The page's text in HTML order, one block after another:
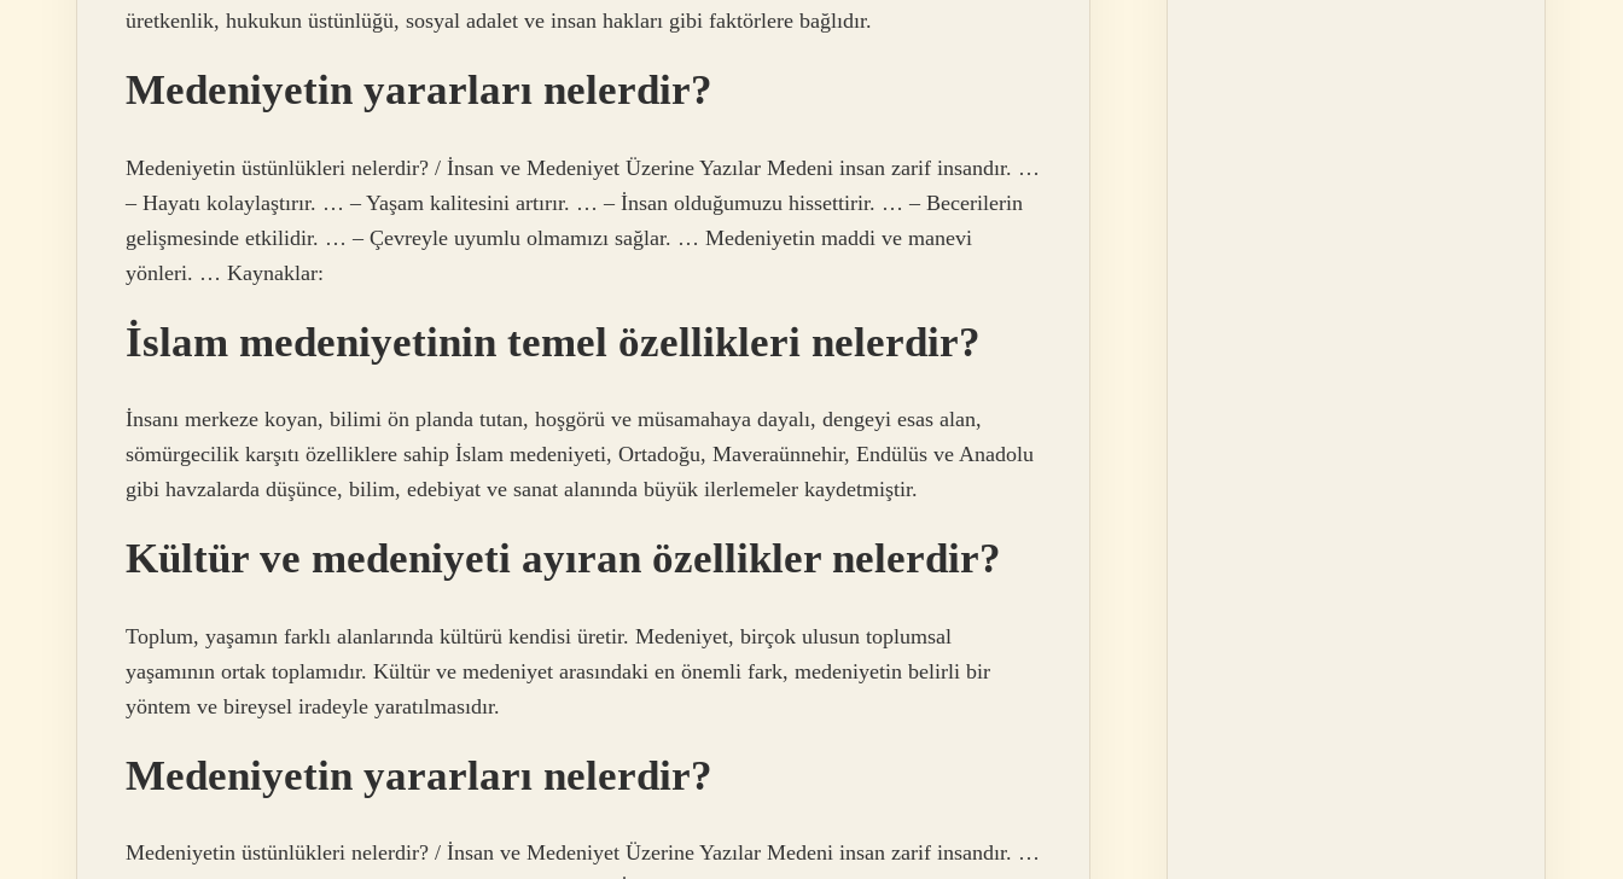
üretkenlik, hukukun üstünlüğü, sosyal adalet ve insan hakları gibi faktörlere bağlıdır.
Medeniyetin yararları nelerdir?
Medeniyetin üstünlükleri nelerdir? / İnsan ve Medeniyet Üzerine Yazılar Medeni insan zarif insandır. …
– Hayatı kolaylaştırır. … – Yaşam kalitesini artırır. … – İnsan olduğumuzu hissettirir. … – Becerilerin
gelişmesinde etkilidir. … – Çevreyle uyumlu olmamızı sağlar. … Medeniyetin maddi ve manevi
yönleri. … Kaynaklar:
İslam medeniyetinin temel özellikleri nelerdir?
İnsanı merkeze koyan, bilimi ön planda tutan, hoşgörü ve müsamahaya dayalı, dengeyi esas alan,
sömürgecilik karşıtı özelliklere sahip İslam medeniyeti, Ortadoğu, Maveraünnehir, Endülüs ve Anadolu
gibi havzalarda düşünce, bilim, edebiyat ve sanat alanında büyük ilerlemeler kaydetmiştir.
Kültür ve medeniyeti ayıran özellikler nelerdir?
Toplum, yaşamın farklı alanlarında kültürü kendisi üretir. Medeniyet, birçok ulusun toplumsal
yaşamının ortak toplamıdır. Kültür ve medeniyet arasındaki en önemli fark, medeniyetin belirli bir
yöntem ve bireysel iradeyle yaratılmasıdır.
Medeniyetin yararları nelerdir?
Medeniyetin üstünlükleri nelerdir? / İnsan ve Medeniyet Üzerine Yazılar Medeni insan zarif insandır. …